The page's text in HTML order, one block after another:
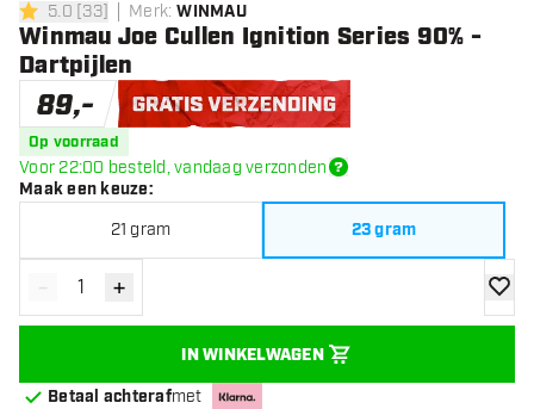
5 score sterren
5.0 [33] Merk: WINMAU
Winmau Joe Cullen Ignition Series 90% -
Dartpijlen
89,-
Gratis verzending
Op voorraad
Voor 22:00 besteld, vandaag verzonden
Maak een keuze:
21 gram 23 gram
Verminder hoeveelheid
- Verhoog hoeveelheid
+
IN WINKELWAGEN
Betaal achterafmet